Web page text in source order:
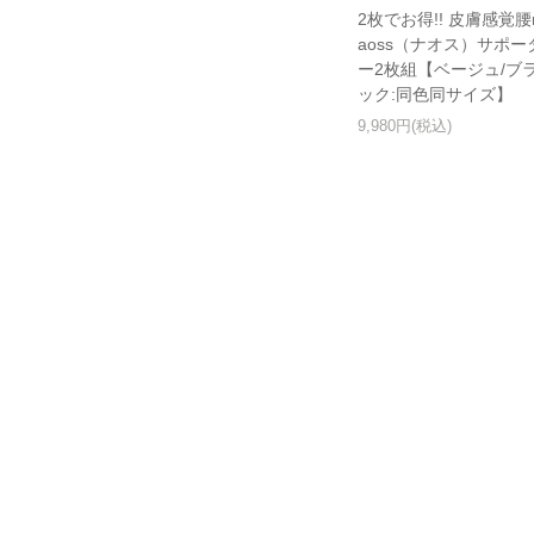
2枚でお得!! 皮膚感覚腰
aoss（ナオス）サポー
ー2枚組【ベージュ/ブ
ック:同色同サイズ】
9,980円(税込)